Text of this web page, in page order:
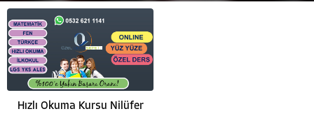
Hızlı Okuma Kursu Nilüfer